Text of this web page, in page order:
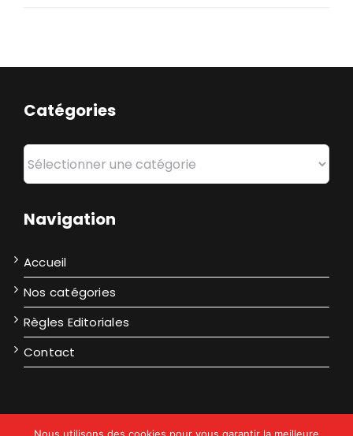
Catégories
Catégories
Navigation
Accueil
Nos catégories
Règles Editoriales
Contact